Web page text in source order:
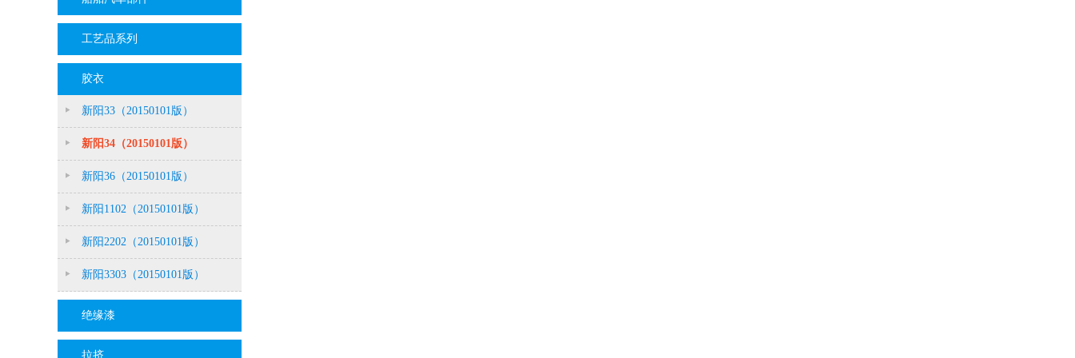
工艺品系列
胶衣
新阳33（20150101版）
新阳34（20150101版）
新阳36（20150101版）
新阳1102（20150101版）
新阳2202（20150101版）
新阳3303（20150101版）
绝缘漆
拉挤